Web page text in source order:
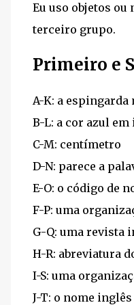
Eu uso objetos
terceiro grupo.
Primeiro e
A-K: a
B-L: a cor azul
C-M: centímetro
D-N: parece a
E-O: o código de
F-P: uma
G-Q: uma revista
H-R: abreviatura
I-S: uma
J-T: o nome